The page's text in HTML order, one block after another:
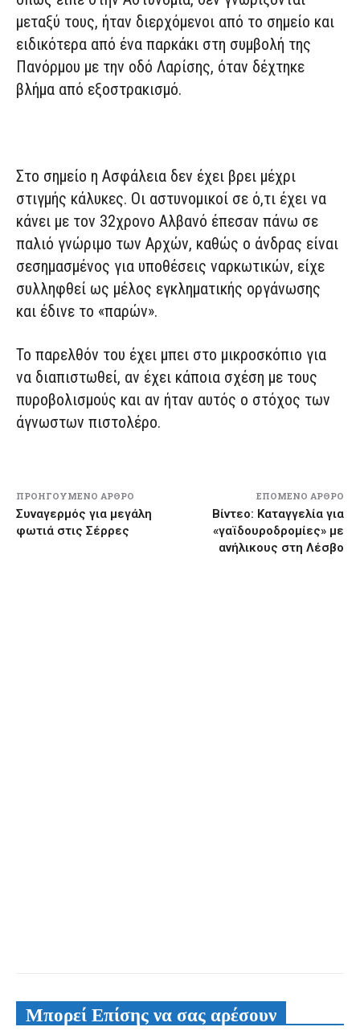
μεταξύ τους, ήταν διερχόμενοι από το σημείο και
ειδικότερα από ένα παρκάκι στη συμβολή της
Πανόρμου με την οδό Λαρίσης, όταν δέχτηκε
βλήμα από εξοστρακισμό.
Στο σημείο η Ασφάλεια δεν έχει βρει μέχρι
στιγμής κάλυκες. Οι αστυνομικοί σε ό,τι έχει να
κάνει με τον 32χρονο Αλβανό έπεσαν πάνω σε
παλιό γνώριμο των Αρχών, καθώς ο άνδρας είναι
σεσημασμένος για υποθέσεις ναρκωτικών, είχε
συλληφθεί ως μέλος εγκληματικής οργάνωσης
και έδινε το «παρών».
Το παρελθόν του έχει μπει στο μικροσκόπιο για
να διαπιστωθεί, αν έχει κάποια σχέση με τους
πυροβολισμούς και αν ήταν αυτός ο στόχος των
άγνωστων πιστολέρο.
ΠΡΟΗΓΟΎΜΕΝΟ ΆΡΘΡΟ
Συναγερμός για μεγάλη
φωτιά στις Σέρρες
ΕΠΌΜΕΝΟ ΆΡΘΡΟ
Βίντεο: Καταγγελία για
«γαϊδουροδρομίες» με
ανήλικους στη Λέσβο
Μπορεί Επίσης να σας αρέσουν